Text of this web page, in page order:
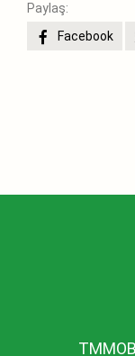
Paylaş:
Facebook